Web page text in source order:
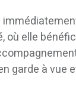
où elle
garde à vue